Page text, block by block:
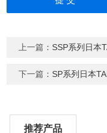
上一篇： SSP系列日本
下一篇： SP系列日本
推荐产品